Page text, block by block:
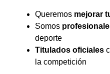
Queremos mejorar
Somos
deporte
Titulados oficiales
la competición